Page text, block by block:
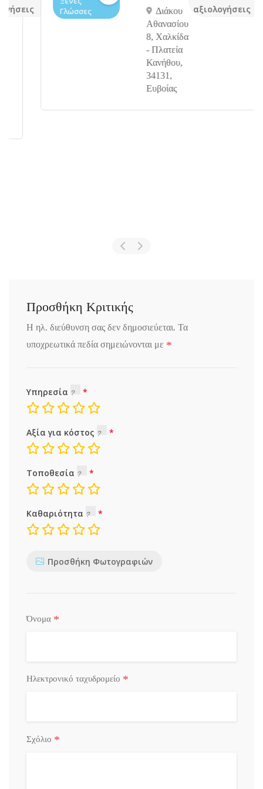
Γλώσσες
Διάκου
Αθανασίου
8, Χαλκίδα
- Πλατεία
Κανήθου,
34131,
Ευβοίας
αξιολογήσεις
Προσθήκη Κριτικής
Η ηλ. διεύθυνση σας δεν δημοσιεύεται. Τα
υποχρεωτικά πεδία σημειώνονται με *
Υπηρεσία
Αξία για κόστος
Τοποθεσία
Καθαριότητα
Προσθήκη Φωτογραφιών
Όνομα *
Ηλεκτρονικό ταχυδρομείο *
Σχόλιο *